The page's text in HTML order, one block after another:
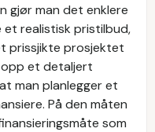
gjør man det enklere
realistisk pristilbud,
prissjikte prosjektet
opp et detaljert
man planlegger et
På den måten
som